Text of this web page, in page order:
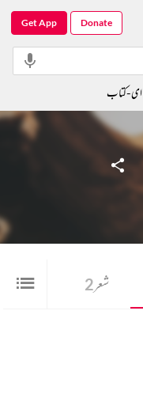
شعر2 آڈیو4
Get App Donate
ای-کتاب